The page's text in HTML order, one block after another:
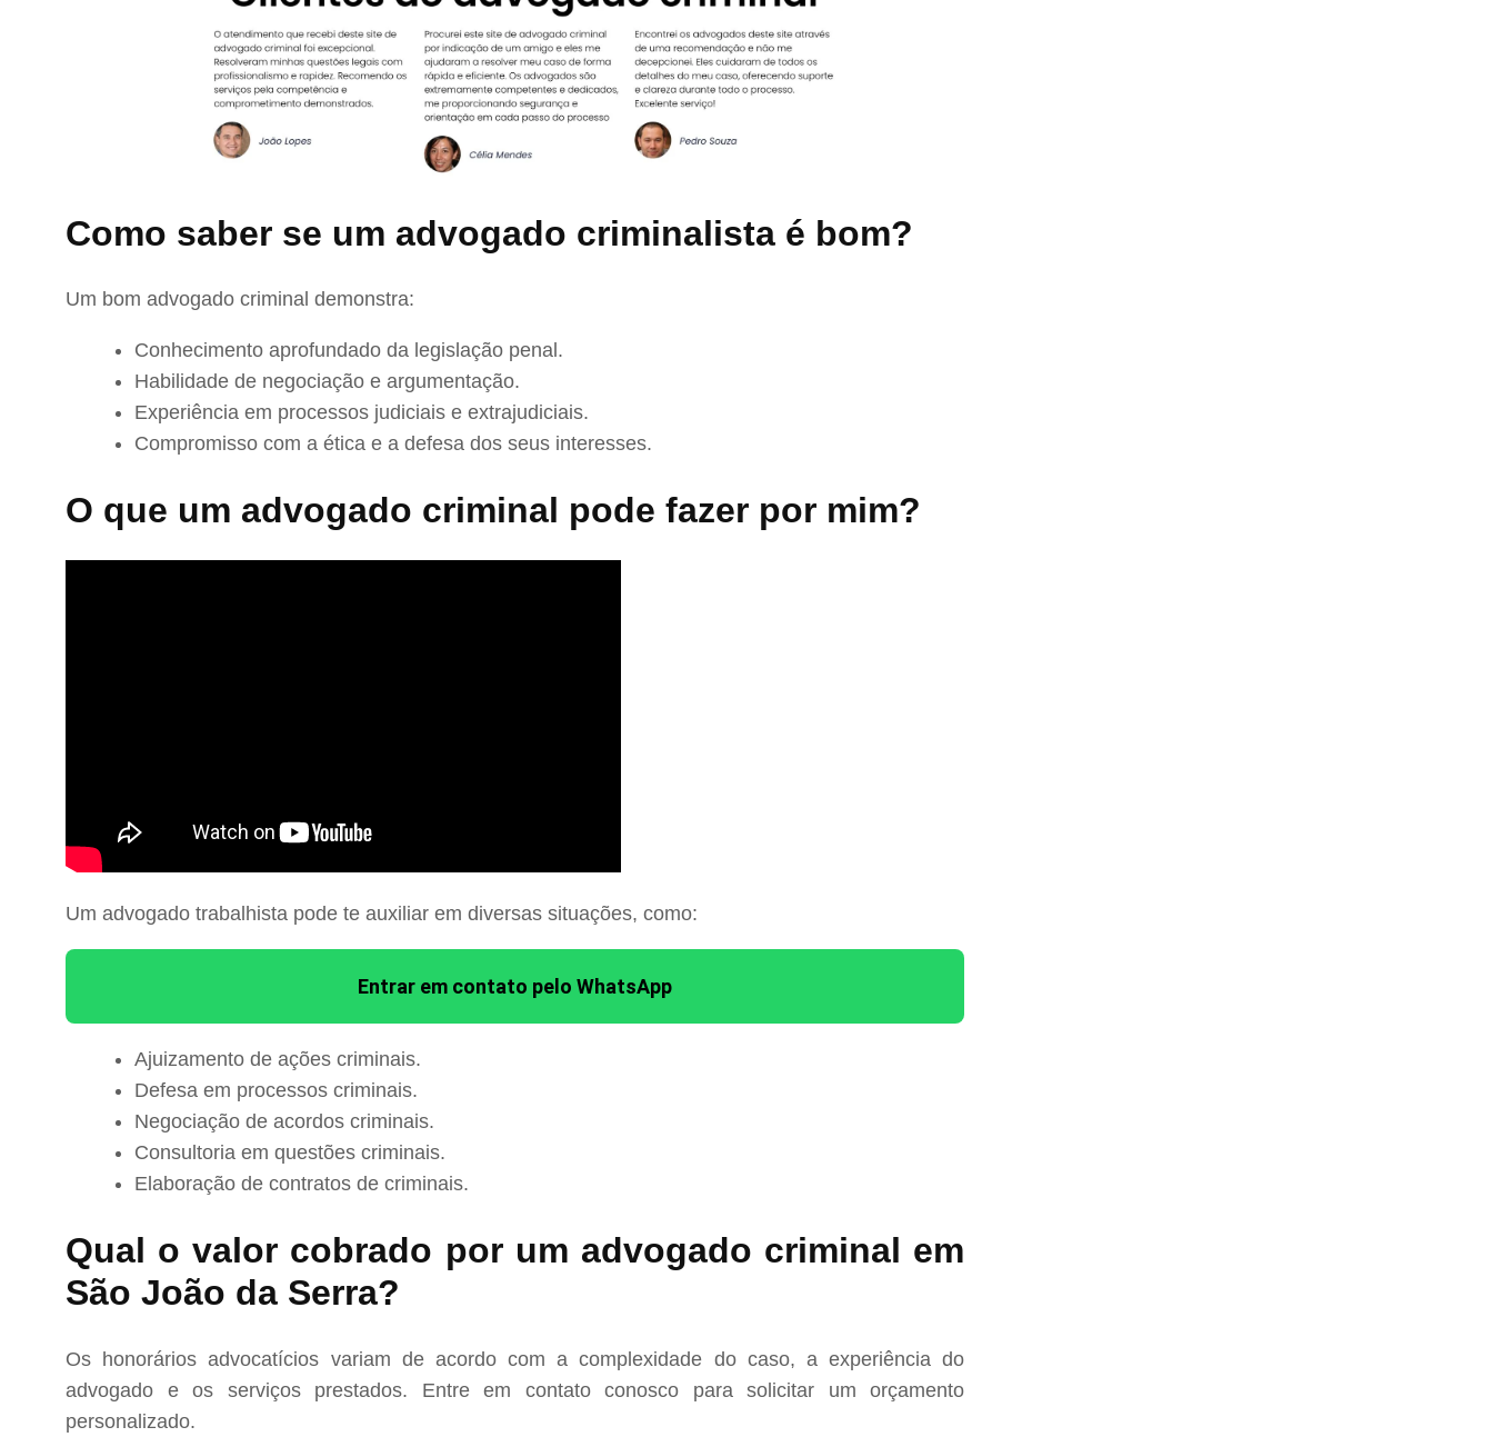
Como saber se um advogado criminalista é bom?
Um bom advogado criminal demonstra:
Conhecimento aprofundado da legislação penal.
Habilidade de negociação e argumentação.
Experiência em processos judiciais e extrajudiciais.
Compromisso com a ética e a defesa dos seus interesses.
O que um advogado criminal pode fazer por mim?
Um advogado trabalhista pode te auxiliar em diversas situações, como:
Entrar em contato pelo WhatsApp
Ajuizamento de ações criminais.
Defesa em processos criminais.
Negociação de acordos criminais.
Consultoria em questões criminais.
Elaboração de contratos de criminais.
Qual o valor cobrado por um advogado criminal em
São João da Serra?
Os honorários advocatícios variam de acordo com a complexidade do caso, a experiência do
advogado e os serviços prestados. Entre em contato conosco para solicitar um orçamento
personalizado.